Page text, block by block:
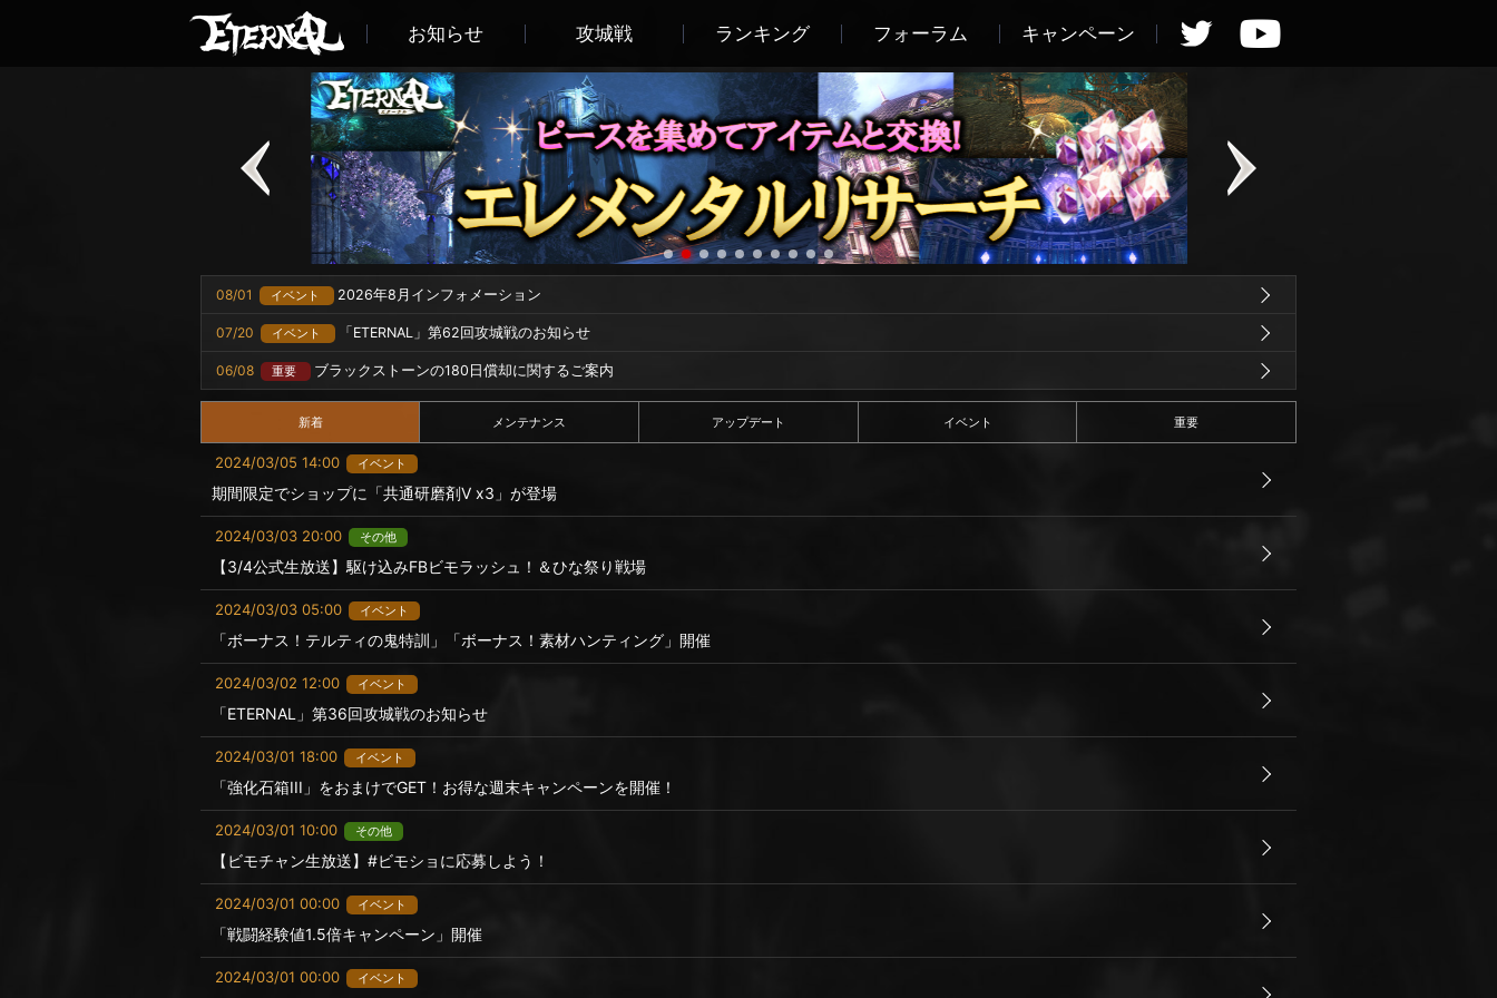
お知らせ 攻城戦 ランキング フォーラム キャンペーン
08/01 イベント 2026年8月インフォメーション
07/20 イベント 「ETERNAL」第62回攻城戦のお知らせ
06/08 重要 ブラックストーンの180日償却に関するご案内
新着 メンテナンス アップデート イベント 重要
2024/03/05 14:00 イベント
期間限定でショップに「共通研磨剤Ⅴ x3」が登場
2024/03/03 20:00 その他
【3/4公式生放送】駆け込みFBビモラッシュ！＆ひな祭り戦場
2024/03/03 05:00 イベント
「ボーナス！テルティの鬼特訓」「ボーナス！素材ハンティング」開催
2024/03/02 12:00 イベント
「ETERNAL」第36回攻城戦のお知らせ
2024/03/01 18:00 イベント
「強化石箱III」をおまけでGET！お得な週末キャンペーンを開催！
2024/03/01 10:00 その他
【ビモチャン生放送】#ビモショに応募しよう！
2024/03/01 00:00 イベント
「戦闘経験値1.5倍キャンペーン」開催
2024/03/01 00:00 イベント